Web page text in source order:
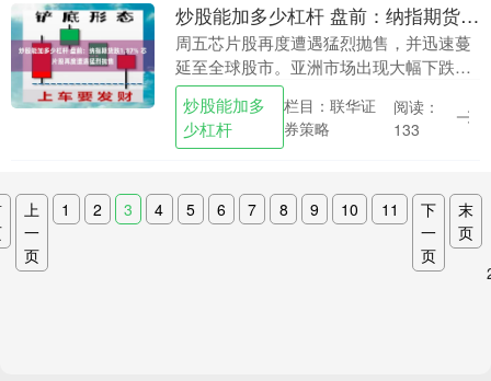
炒股能加多少杠杆 盘前：纳指期货跌1.87% 芯片股再度遭遇猛烈抛售
周五芯片股再度遭遇猛烈抛售，并迅速蔓
延至全球股市。亚洲市场出现大幅下跌，
欧洲主要股指也同步走低，纳斯达克100
指数期货下跌近2%炒股能加多少杠杆，投
资者开始重新....
炒股能加多
少杠杆
栏目：联华证
券策略
阅读：
133
上
一
页
1 2 3 4 5 6 7 8 9 10 11
下
一
页
末
页